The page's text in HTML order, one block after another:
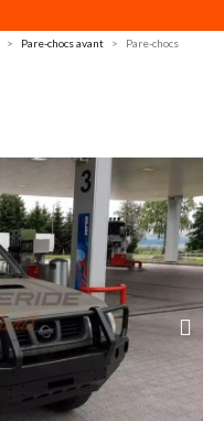
Pare-chocs avant
Pare-chocs